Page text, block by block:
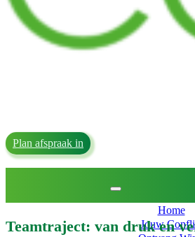
Plan afspraak in
Home
Jouw
Teamtraject: van druk en